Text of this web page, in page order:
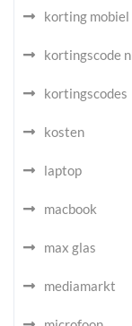
korting mobiel
kortingscode
kortingscodes
kosten
laptop
macbook
max glas
mediamarkt